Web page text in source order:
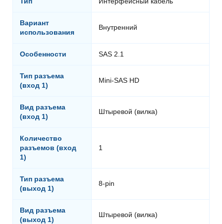
Вариант
использования
Внутренний
Особенности SAS 2.1
Тип разъема
(вход 1)
Mini-SAS HD
Вид разъема
(вход 1)
Штыревой (вилка)
Количество
разъемов (вход
1)
1
Тип разъема
(выход 1)
8-pin
Вид разъема
(выход 1)
Штыревой (вилка)